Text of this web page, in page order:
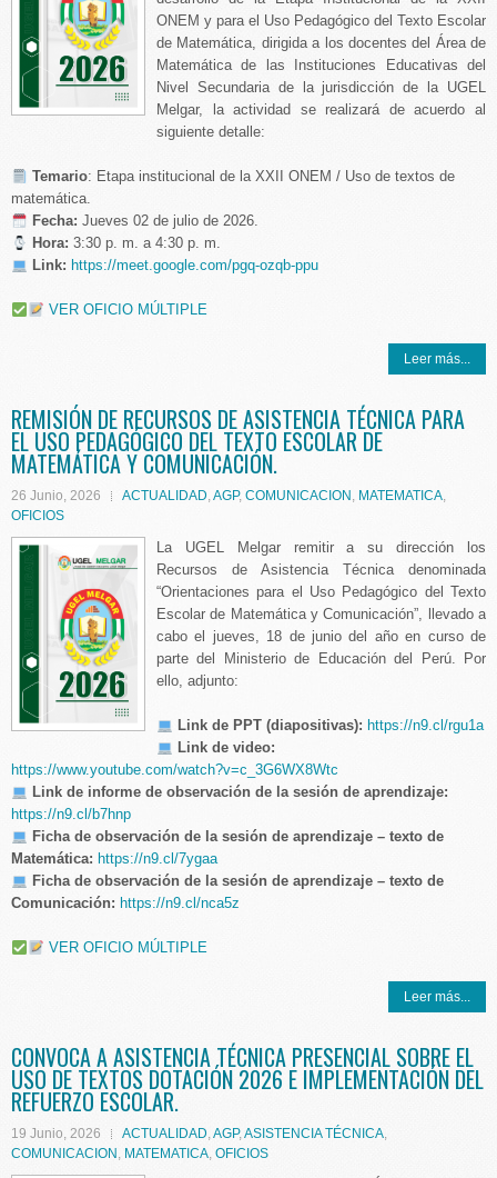
ONEM y para el Uso Pedagógico del Texto Escolar
de Matemática, dirigida a los docentes del Área de
Matemática de las Instituciones Educativas del
Nivel Secundaria de la jurisdicción de la UGEL
Melgar, la actividad se realizará de acuerdo al
siguiente detalle:
️ Temario: Etapa institucional de la XXII ONEM / Uso de textos de
matemática.
Fecha: Jueves 02 de julio de 2026.
Hora: 3:30 p. m. a 4:30 p. m.
Link: https://meet.google.com/pgq-ozqb-ppu
VER OFICIO MÚLTIPLE
Leer más...
REMISIÓN DE RECURSOS DE ASISTENCIA TÉCNICA PARA
EL USO PEDAGÓGICO DEL TEXTO ESCOLAR DE
MATEMÁTICA Y COMUNICACIÓN.
26 Junio, 2026 ACTUALIDAD,AGP, COMUNICACION , MATEMATICA,
OFICIOS
La UGEL Melgar remitir a su dirección los
Recursos de Asistencia Técnica denominada
“Orientaciones para el Uso Pedagógico del Texto
Escolar de Matemática y Comunicación”, llevado a
cabo el jueves, 18 de junio del año en curso de
parte del Ministerio de Educación del Perú. Por
ello, adjunto:
Link de PPT (diapositivas): https://n9.cl/rgu1a
Link de video:
https://www.youtube.com/watch?v=c_3G6WX8Wtc
Link de informe de observación de la sesión de aprendizaje:
https://n9.cl/b7hnp
Ficha de observación de la sesión de aprendizaje – texto de
Matemática: https://n9.cl/7ygaa
Ficha de observación de la sesión de aprendizaje – texto de
Comunicación: https://n9.cl/nca5z
VER OFICIO MÚLTIPLE
Leer más...
CONVOCA A ASISTENCIA TÉCNICA PRESENCIAL SOBRE EL
USO DE TEXTOS DOTACIÓN 2026 E IMPLEMENTACIÓN DEL
REFUERZO ESCOLAR.
19 Junio, 2026 ACTUALIDAD,AGP,ASISTENCIA TÉCNICA,
COMUNICACION , MATEMATICA, OFICIOS